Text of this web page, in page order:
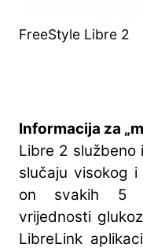
FreeStyle Libre 2
Informacija za
Libre 2 službeno
slučaju visokog
on svakih 5
vrijednosti
LibreLink